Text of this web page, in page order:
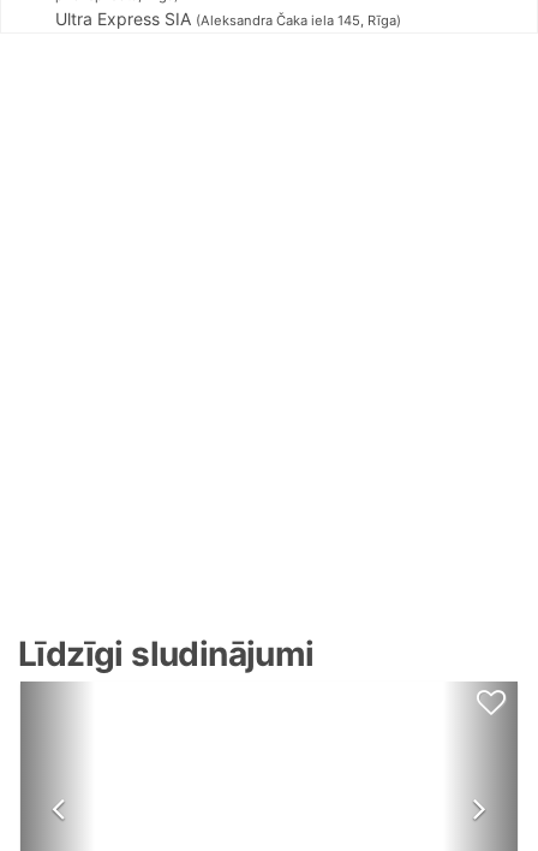
Ultra Express SIA (Aleksandra Čaka iela 145, Rīga)
Līdzīgi sludinājumi